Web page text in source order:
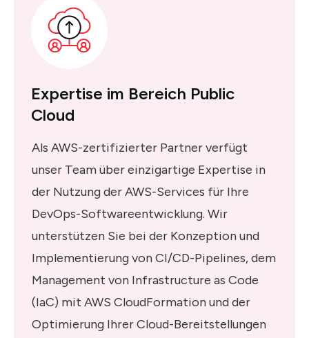
Expertise im Bereich Public
Cloud
Als AWS-zertifizierter Partner verfügt
unser Team über einzigartige Expertise in
der Nutzung der AWS-Services für Ihre
DevOps-Softwareentwicklung. Wir
unterstützen Sie bei der Konzeption und
Implementierung von CI/CD-Pipelines, dem
Management von Infrastructure as Code
(IaC) mit AWS CloudFormation und der
Optimierung Ihrer Cloud-Bereitstellungen